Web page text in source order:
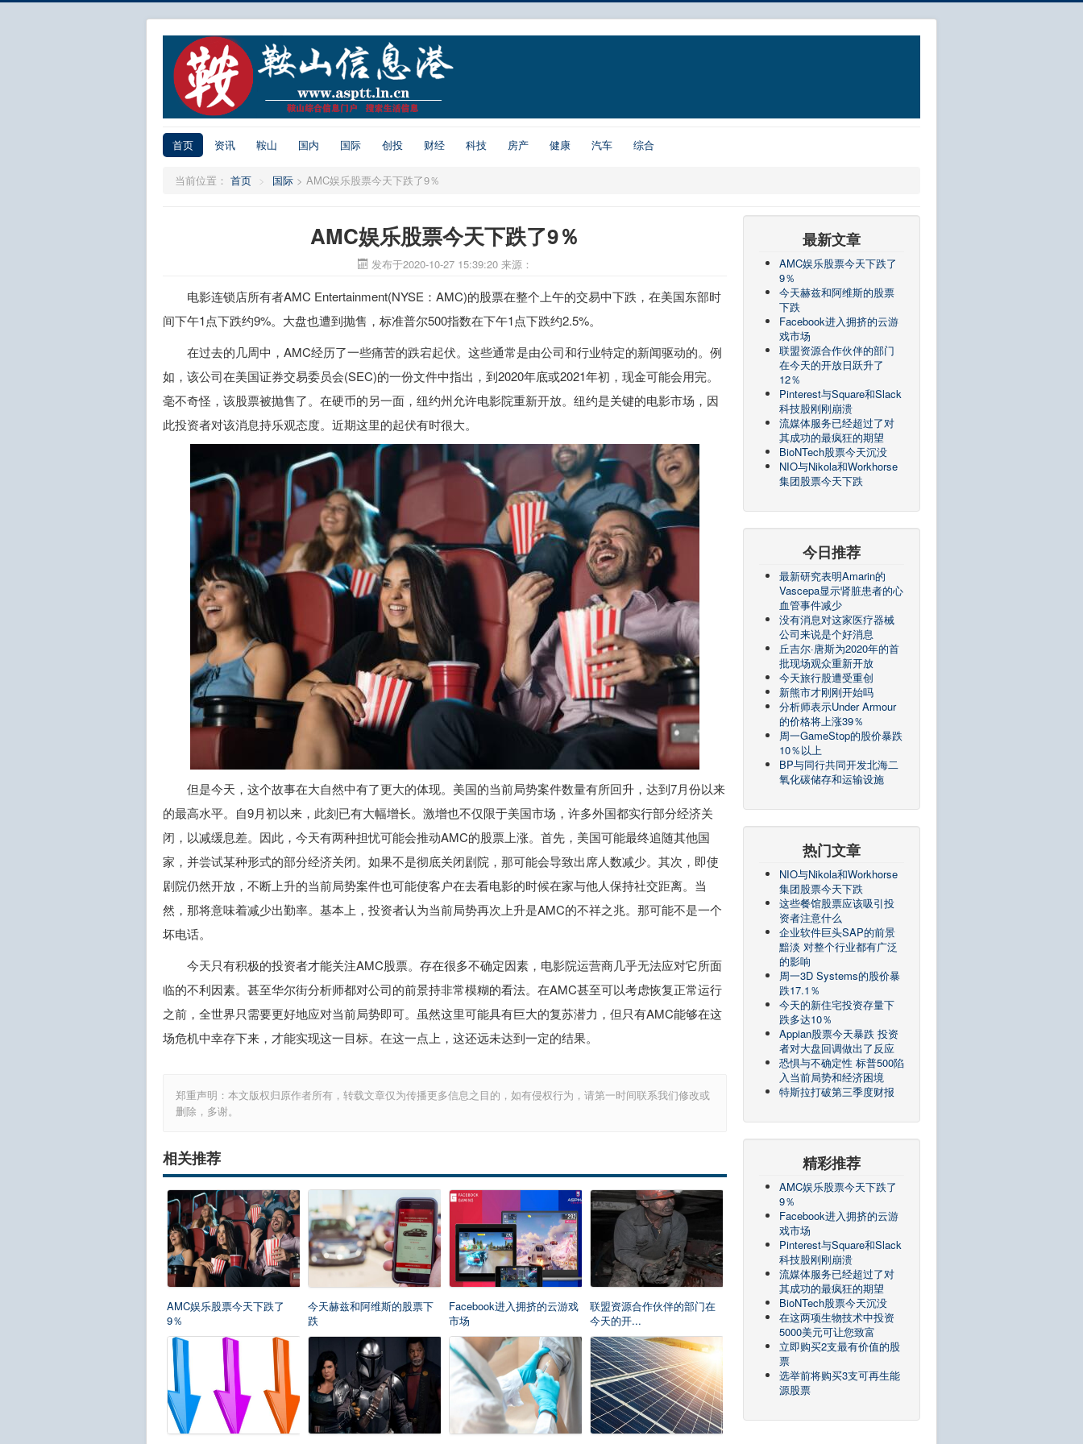
首页 资讯 鞍山 国内 国际 创投 财经 科技 房产 健康 汽车 综合
当前位置： 首页 > 国际 > AMC娱乐股票今天下跌了9％
AMC娱乐股票今天下跌了9％
发布于2020-10-27 15:39:20 来源：
电影连锁店所有者AMC Entertainment(NYSE：AMC)的股票在整个上午的交易中下跌，在美国东部时
间下午1点下跌约9%。大盘也遭到抛售，标准普尔500指数在下午1点下跌约2.5%。
在过去的几周中，AMC经历了一些痛苦的跌宕起伏。这些通常是由公司和行业特定的新闻驱动的。例
如，该公司在美国证券交易委员会(SEC)的一份文件中指出，到2020年底或2021年初，现金可能会用完。
毫不奇怪，该股票被抛售了。在硬币的另一面，纽约州允许电影院重新开放。纽约是关键的电影市场，因
此投资者对该消息持乐观态度。近期这里的起伏有时很大。
但是今天，这个故事在大自然中有了更大的体现。美国的当前局势案件数量有所回升，达到7月份以来
的最高水平。自9月初以来，此刻已有大幅增长。激增也不仅限于美国市场，许多外国都实行部分经济关
闭，以减缓息差。因此，今天有两种担忧可能会推动AMC的股票上涨。首先，美国可能最终追随其他国
家，并尝试某种形式的部分经济关闭。如果不是彻底关闭剧院，那可能会导致出席人数减少。其次，即使
剧院仍然开放，不断上升的当前局势案件也可能使客户在去看电影的时候在家与他人保持社交距离。当
然，那将意味着减少出勤率。基本上，投资者认为当前局势再次上升是AMC的不祥之兆。那可能不是一个
坏电话。
今天只有积极的投资者才能关注AMC股票。存在很多不确定因素，电影院运营商几乎无法应对它所面
临的不利因素。甚至华尔街分析师都对公司的前景持非常模糊的看法。在AMC甚至可以考虑恢复正常运行
之前，全世界只需要更好地应对当前局势即可。虽然这里可能具有巨大的复苏潜力，但只有AMC能够在这
场危机中幸存下来，才能实现这一目标。在这一点上，这还远未达到一定的结果。
郑重声明：本文版权归原作者所有，转载文章仅为传播更多信息之目的，如有侵权行为，请第一时间联系我们修改或
删除，多谢。
相关推荐
AMC娱乐股票今天下跌了
9％
今天赫兹和阿维斯的股票下
跌
Facebook进入拥挤的云游戏
市场
联盟资源合作伙伴的部门在
今天的开...
最新文章
AMC娱乐股票今天下跌了
9％
今天赫兹和阿维斯的股票
下跌
Facebook进入拥挤的云游
戏市场
联盟资源合作伙伴的部门
在今天的开放日跃升了
12％
Pinterest与Square和Slack
科技股刚刚崩溃
流媒体服务已经超过了对
其成功的最疯狂的期望
BioNTech股票今天沉没
NIO与Nikola和Workhorse
集团股票今天下跌
今日推荐
最新研究表明Amarin的
Vascepa显示肾脏患者的心
血管事件减少
没有消息对这家医疗器械
公司来说是个好消息
丘吉尔·唐斯为2020年的首
批现场观众重新开放
今天旅行股遭受重创
新熊市才刚刚开始吗
分析师表示Under Armour
的价格将上涨39％
周一GameStop的股价暴跌
10％以上
BP与同行共同开发北海二
氧化碳储存和运输设施
热门文章
NIO与Nikola和Workhorse
集团股票今天下跌
这些餐馆股票应该吸引投
资者注意什么
企业软件巨头SAP的前景
黯淡 对整个行业都有广泛
的影响
周一3D Systems的股价暴
跌17.1％
今天的新住宅投资存量下
跌多达10％
Appian股票今天暴跌 投资
者对大盘回调做出了反应
恐惧与不确定性 标普500陷
入当前局势和经济困境
特斯拉打破第三季度财报
精彩推荐
AMC娱乐股票今天下跌了
9％
Facebook进入拥挤的云游
戏市场
Pinterest与Square和Slack
科技股刚刚崩溃
流媒体服务已经超过了对
其成功的最疯狂的期望
BioNTech股票今天沉没
在这两项生物技术中投资
5000美元可让您致富
立即购买2支最有价值的股
票
选举前将购买3支可再生能
源股票